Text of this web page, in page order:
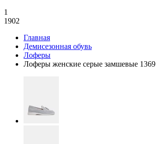
1
1902
Главная
Демисезонная обувь
Лоферы
Лоферы женские серые замшевые 1369